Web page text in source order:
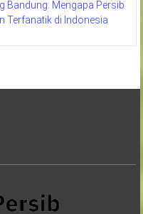
Bandung: Mengapa Persib
Terfanatik di Indonesia